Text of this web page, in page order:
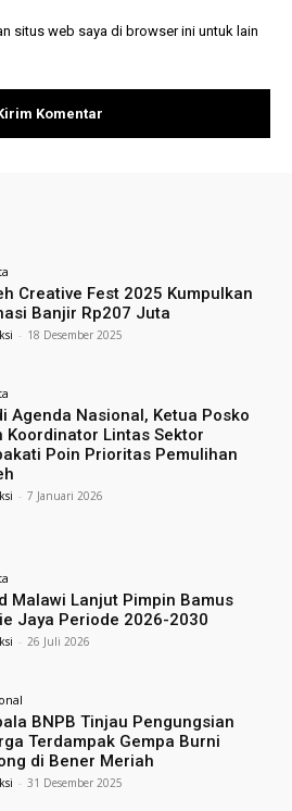
situs web saya di browser ini untuk lain
Creative Fest 2025 Kumpulkan
Banjir Rp207 Juta
- 18 Desember 2025
Agenda Nasional, Ketua Posko
Koordinator Lintas Sektor
Poin Prioritas Pemulihan
- 7 Januari 2026
Malawi Lanjut Pimpin Bamus
Jaya Periode 2026-2030
- 26 Juli 2026
BNPB Tinjau Pengungsian
Terdampak Gempa Burni
di Bener Meriah
- 31 Desember 2025